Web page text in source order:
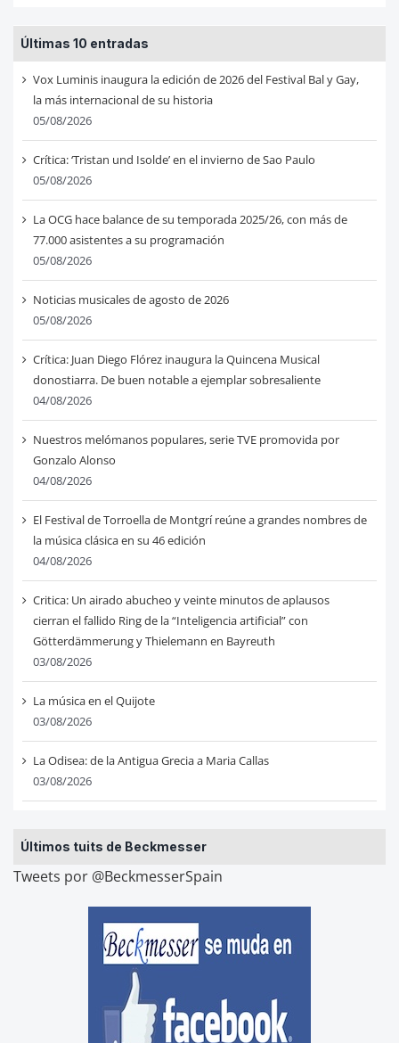
Últimas 10 entradas
Vox Luminis inaugura la edición de 2026 del Festival Bal y Gay,
la más internacional de su historia
05/08/2026
Crítica: ‘Tristan und Isolde’ en el invierno de Sao Paulo
05/08/2026
La OCG hace balance de su temporada 2025/26, con más de
77.000 asistentes a su programación
05/08/2026
Noticias musicales de agosto de 2026
05/08/2026
Crítica: Juan Diego Flórez inaugura la Quincena Musical
donostiarra. De buen notable a ejemplar sobresaliente
04/08/2026
Nuestros melómanos populares, serie TVE promovida por
Gonzalo Alonso
04/08/2026
El Festival de Torroella de Montgrí reúne a grandes nombres de
la música clásica en su 46 edición
04/08/2026
Critica: Un airado abucheo y veinte minutos de aplausos
cierran el fallido Ring de la “Inteligencia artificial” con
Götterdämmerung y Thielemann en Bayreuth
03/08/2026
La música en el Quijote
03/08/2026
La Odisea: de la Antigua Grecia a Maria Callas
03/08/2026
Últimos tuits de Beckmesser
Tweets por @BeckmesserSpain